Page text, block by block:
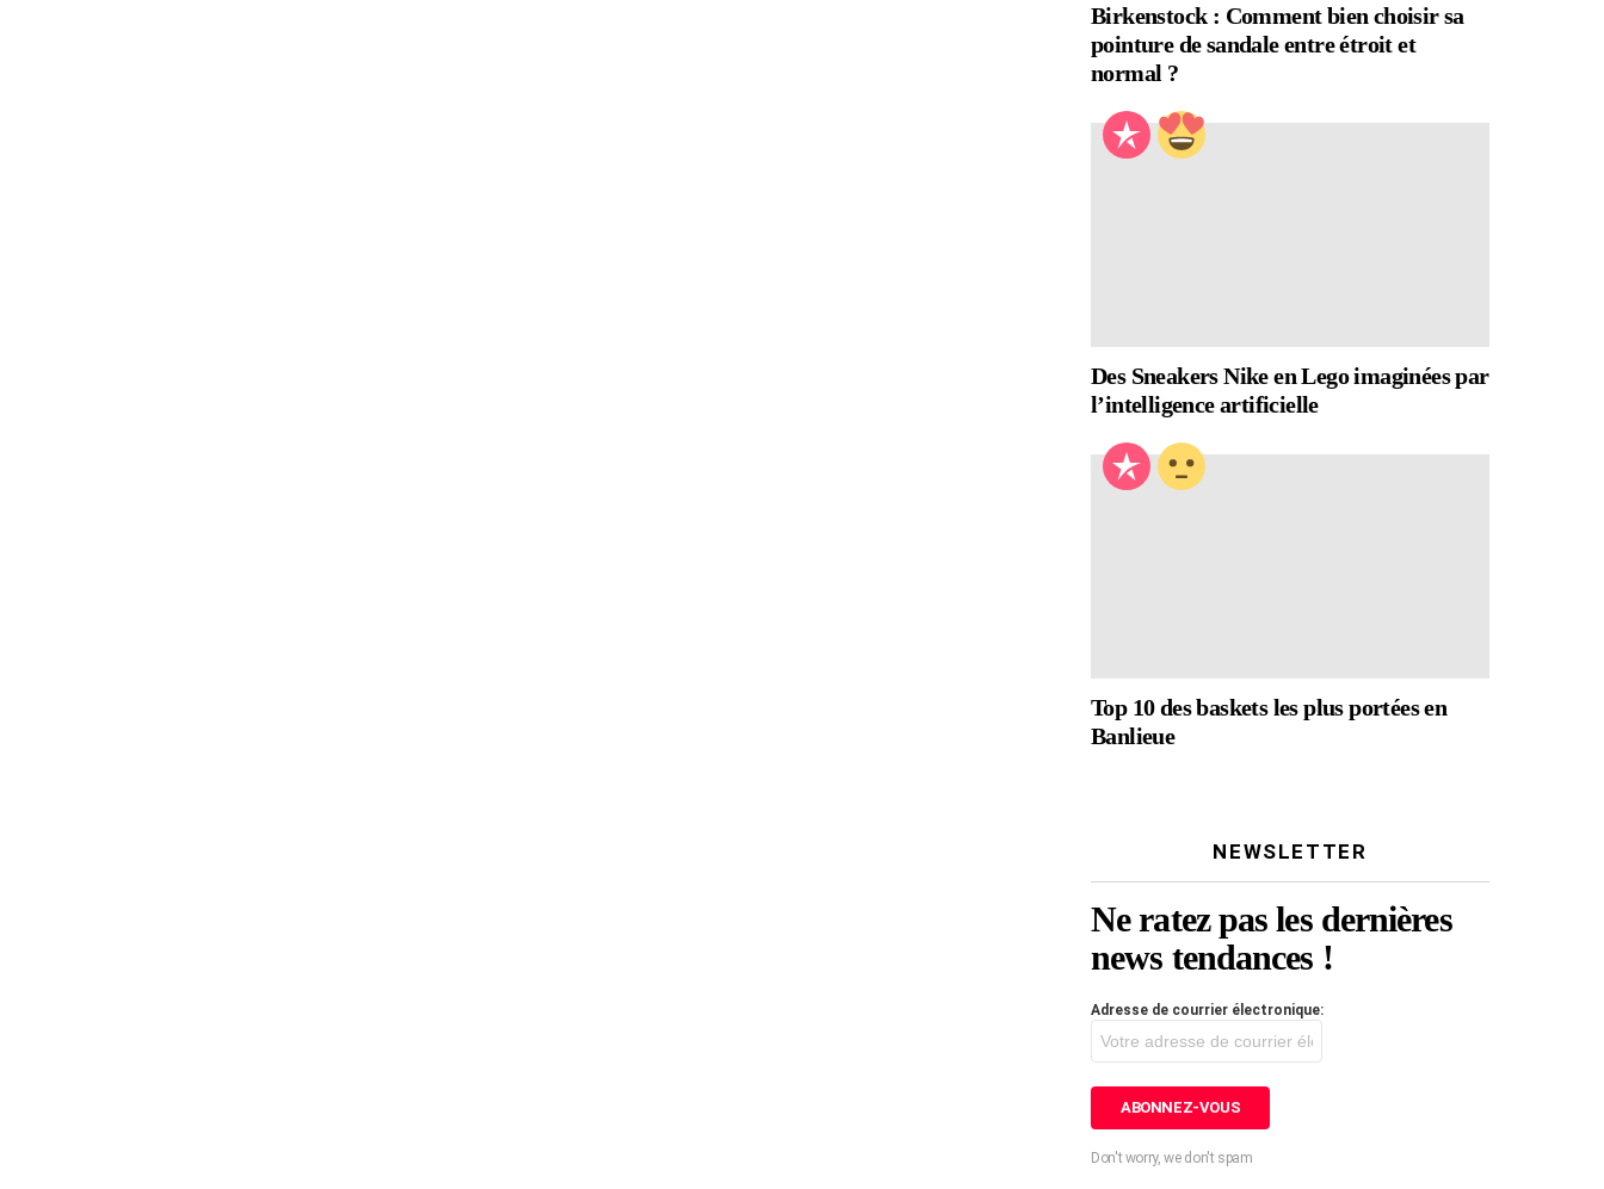
Birkenstock : Comment bien choisir sa
pointure de sandale entre étroit et
normal ?
Des Sneakers Nike en Lego imaginées par
l’intelligence artificielle
Top 10 des baskets les plus portées en
Banlieue
NEWSLETTER
Ne ratez pas les dernières
news tendances !
Adresse de courrier électronique:
Don't worry, we don't spam